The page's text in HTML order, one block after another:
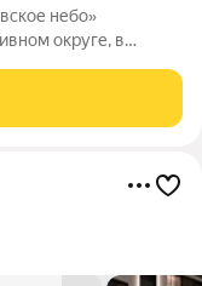
небо»
округе, в
городской